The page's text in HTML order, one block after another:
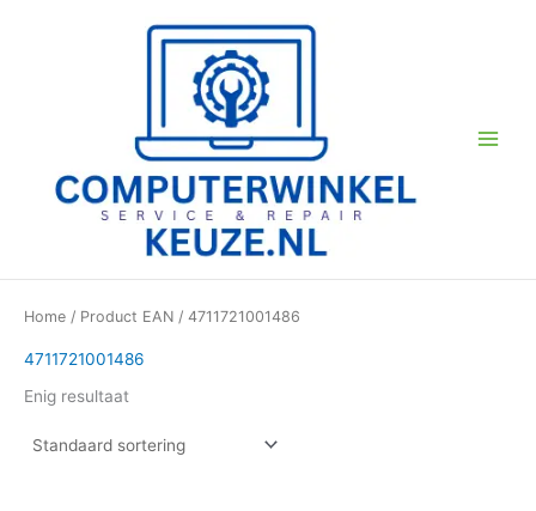
Home / Product EAN / 4711721001486
4711721001486
Enig resultaat